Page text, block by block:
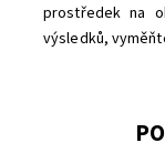
prostředek na
výsledků,